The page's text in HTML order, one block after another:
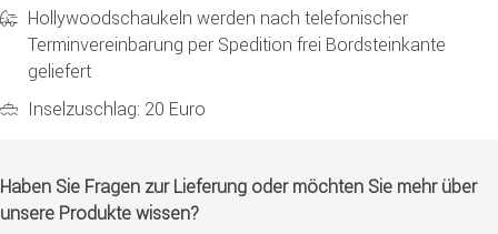
Hollywoodschaukeln werden nach telefonischer
Terminvereinbarung per Spedition frei Bordsteinkante
geliefert
Inselzuschlag: 20 Euro
Haben Sie Fragen zur Lieferung oder möchten Sie mehr über
unsere Produkte wissen?